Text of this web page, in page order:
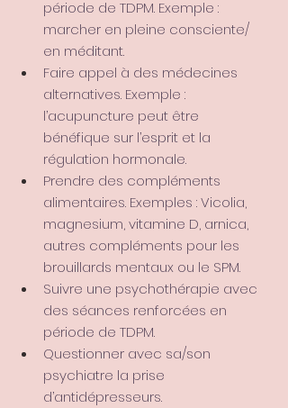
période de TDPM. Exemple :
marcher en pleine consciente/
en méditant.
Faire appel à des médecines
alternatives. Exemple :
l’acupuncture peut être
bénéfique sur l’esprit et la
régulation hormonale.
Prendre des compléments
alimentaires. Exemples : Vicolia,
magnesium, vitamine D, arnica,
autres compléments pour les
brouillards mentaux ou le SPM.
Suivre une psychothérapie avec
des séances renforcées en
période de TDPM.
Questionner avec sa/son
psychiatre la prise
d’antidépresseurs.